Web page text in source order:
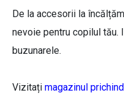
De la accesorii la
nevoie pentru copilul tău.
buzunarele.
Vizitați magazinul